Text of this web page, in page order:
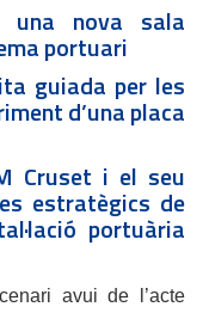
una nova sala
portuari
guiada per les
d’una placa
Cruset i el seu
estratègics de
portuària
avui de l’acte